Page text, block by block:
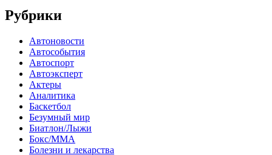
Рубрики
Автоновости
Автособытия
Автоспорт
Автоэксперт
Актеры
Аналитика
Баскетбол
Безумный мир
Биатлон/Лыжи
Бокс/MMA
Болезни и лекарства